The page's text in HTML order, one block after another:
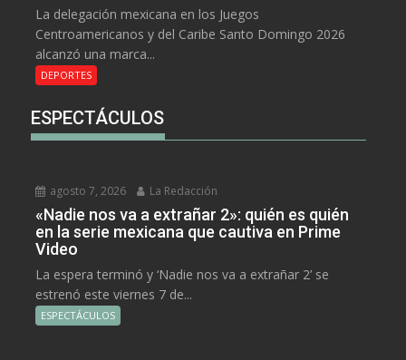
La delegación mexicana en los Juegos
Centroamericanos y del Caribe Santo Domingo 2026
alcanzó una marca...
DEPORTES
ESPECTÁCULOS
agosto 7, 2026 La Redacción
«Nadie nos va a extrañar 2»: quién es quién
en la serie mexicana que cautiva en Prime
Video
La espera terminó y ‘Nadie nos va a extrañar 2’ se
estrenó este viernes 7 de...
ESPECTÁCULOS